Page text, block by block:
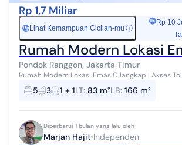
Rp 1,7 Miliar
Rp Lihat Kemampuan Cicilan-mu ⓘ
Rp 10
Rumah Modern Lokasi
Pondok Ranggon, Jakarta Timur
Rumah Modern Lokasi Emas Cilangkap | Akses
Lengkap Spesifikasi Utama : - LT : 83 m2 - LB : 166 m2 (2 lt desain
Modern) - KT :...
5 3 1 + 1LT: 83 m²LB: 166 m²
Diperbarui 1 bulan yang lalu oleh
Marjan Hajit Independen